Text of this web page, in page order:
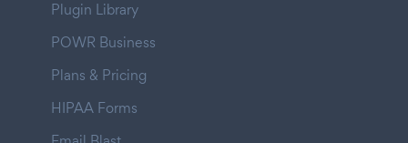
Plugin Library
POWR Business
Plans & Pricing
HIPAA Forms